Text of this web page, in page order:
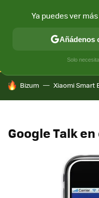
CONECTIVIDAD MÓVIL
HOY SE HABLA DE
Bizum Xiaomi Smart
Google Talk
Ya puedes ver
Añádenos
Solo